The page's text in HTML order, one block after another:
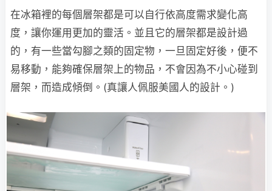
在冰箱裡的每個層架都是可以自行依高度需求變化高
度，讓你運用更加的靈活。並且它的層架都是設計過
的，有一些當勾腳之類的固定物，一旦固定好後，便不
易移動，能夠確保層架上的物品，不會因為不小心碰到
層架，而造成傾倒。(真讓人佩服美國人的設計。)